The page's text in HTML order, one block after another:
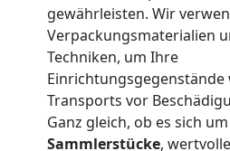
gewährleisten. Wir
Verpackungsmaterialien
Techniken, um Ihre
Einrichtungsgegenstände
Transports vor
Ganz gleich, ob es sich
Sammlerstücke,
Lagerung
Villach
Full-